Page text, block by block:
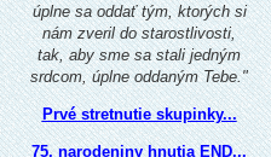
úplne sa oddať tým, ktorých si
nám zveril do starostlivosti,
tak, aby sme sa stali jedným
srdcom, úplne oddaným Tebe."
Prvé stretnutie skupinky...
75. narodeniny hnutia END...